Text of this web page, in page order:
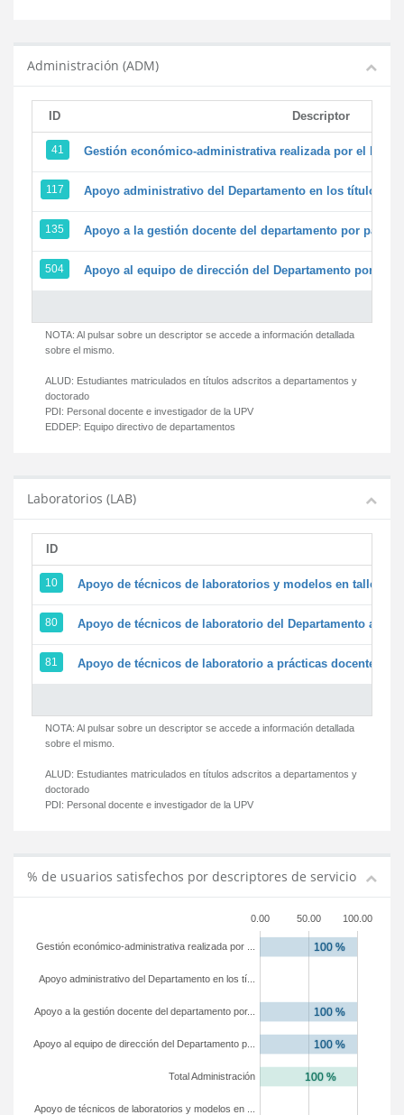
Administración (ADM)
ID Descriptor
41 Gestión económico-administrativa realizada por el
117 Apoyo administrativo del Departamento en los títulos de
135 Apoyo a la gestión docente del departamento por parte
504 Apoyo al equipo de dirección del Departamento por
NOTA: Al pulsar sobre un descriptor se accede a información detallada
sobre el mismo.
ALUD: Estudiantes matriculados en títulos adscritos a departamentos y
doctorado
PDI: Personal docente e investigador de la UPV
EDDEP: Equipo directivo de departamentos
Laboratorios (LAB)
ID
10 Apoyo de técnicos de laboratorios y modelos en
80 Apoyo de técnicos de laboratorio del Departamento a la
81 Apoyo de técnicos de laboratorio a prácticas docentes y
NOTA: Al pulsar sobre un descriptor se accede a información detallada
sobre el mismo.
ALUD: Estudiantes matriculados en títulos adscritos a departamentos y
doctorado
PDI: Personal docente e investigador de la UPV
% de usuarios satisfechos por descriptores de servicio
0.00 50.00 100.00
Apoyo de técnicos de laboratorios y modelos en ...
Total Administración
Apoyo al equipo de dirección del Departamento p...
Apoyo a la gestión docente del departamento por...
Apoyo administrativo del Departamento en los tí...
Gestión económico-administrativa realizada por ...